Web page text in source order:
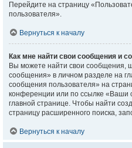
Перейдите на страницу
пользователя».
Вернуться к началу
Как мне найти свои сообщения и
Вы можете найти свои сообщения,
сообщения» в личном разделе на
сообщения пользователя» на
конференции или по ссылке
главной странице. Чтобы найти
страницу расширенного поиска,
Вернуться к началу